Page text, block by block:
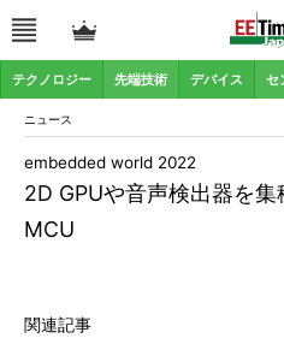
テクノロジー 先端技術 デバイス セ
ニュース
2D GPUや音声検出器を
MCU
embedded world 2022
関連記事